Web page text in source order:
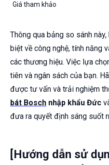
Giá tham khảo
Thông qua bảng so sánh
biệt về công nghệ, tính năng
các thương hiệu. Việc lựa
tiên và ngân sách của bạn.
được tư vấn và trải nghiệm
bát Bosch nhập khẩu Đức
đưa ra quyết định sáng suốt
[Hướng dẫn sử